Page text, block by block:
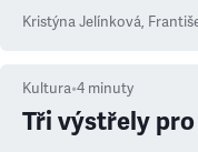
Kristýna Jelínková,
Kultura•4 minuty
Tři výstřely